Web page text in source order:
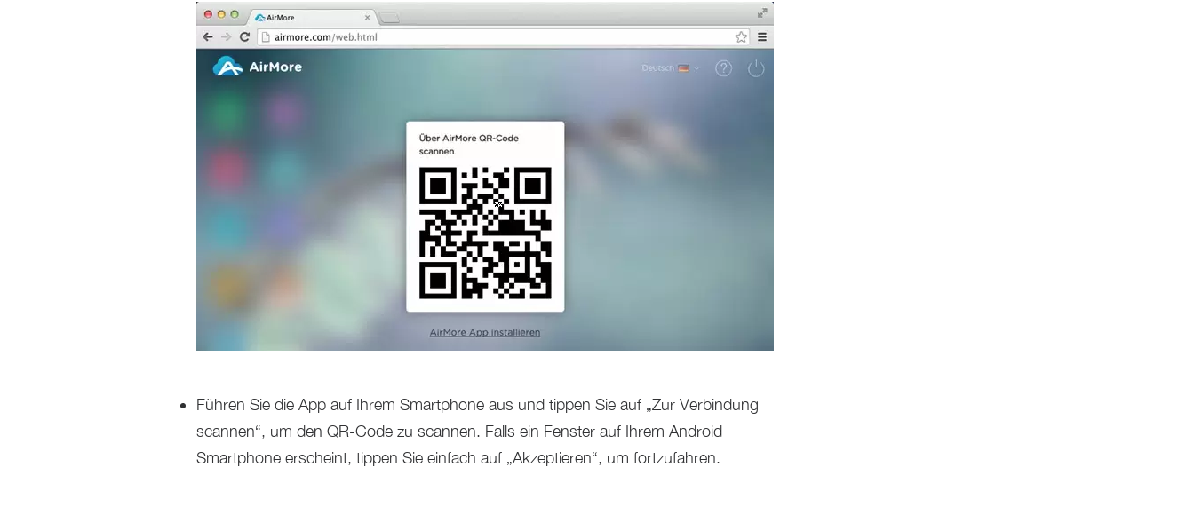
Führen Sie die App auf Ihrem Smartphone aus und tippen Sie auf „Zur Verbindung
scannen“, um den QR-Code zu scannen. Falls ein Fenster auf Ihrem Android
Smartphone erscheint, tippen Sie einfach auf „Akzeptieren“, um fortzufahren.